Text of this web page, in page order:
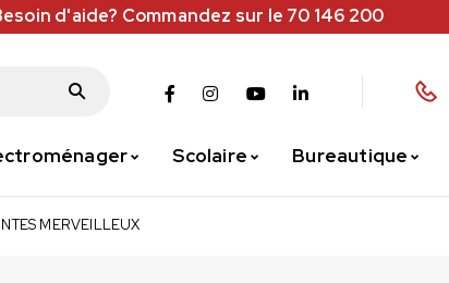
d'aide? Commandez sur le 70 146 200
Scolaire Bureautique
MERVEILLEUX